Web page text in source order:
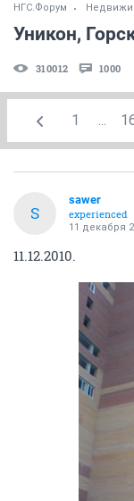
НГС.Форум
Уникон,
310012 1000
1 ...
S
sawer
experienced
11 декабря
11.12.2010.